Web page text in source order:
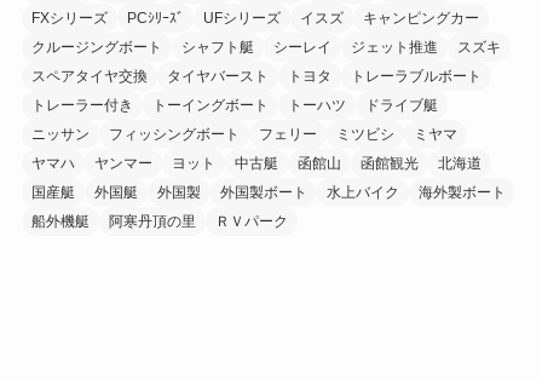
FXシリーズ
PCｼﾘｰｽﾞ UFシリーズ イスズ
キャンピングカー
クルージングボート
シャフト艇 シーレイ ジェット推進
スズキ
スペアタイヤ交換
タイヤバースト トヨタ
トレーラブルボート
トレーラー付き
トーイングボート トーハツ
ドライブ艇
ニッサン
フィッシングボート フェリー ミツビシ
ミヤマ
ヤマハ
ヤンマー ヨット 中古艇 函館山 函館観光
北海道
国産艇
外国艇 外国製 外国製ボート 水上バイク
海外製ボート
船外機艇
阿寒丹頂の里 ＲＶパーク